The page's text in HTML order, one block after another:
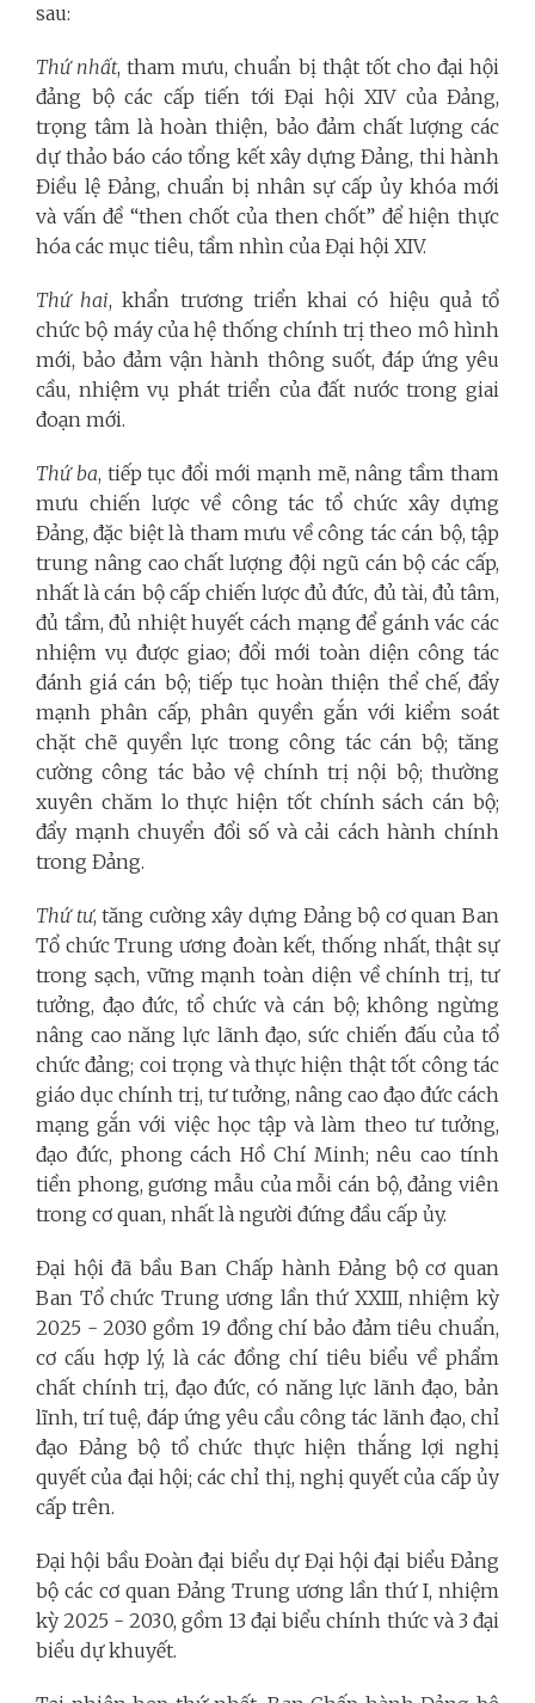
sau:
Thứ nhất, tham mưu, chuẩn bị thật tốt cho đại hội
đảng bộ các cấp tiến tới Đại hội XIV của Đảng,
trọng tâm là hoàn thiện, bảo đảm chất lượng các
dự thảo báo cáo tổng kết xây dựng Đảng, thi hành
Điều lệ Đảng, chuẩn bị nhân sự cấp ủy khóa mới
và vấn đề “then chốt của then chốt” để hiện thực
hóa các mục tiêu, tầm nhìn của Đại hội XIV.
Thứ hai, khẩn trương triển khai có hiệu quả tổ
chức bộ máy của hệ thống chính trị theo mô hình
mới, bảo đảm vận hành thông suốt, đáp ứng yêu
cầu, nhiệm vụ phát triển của đất nước trong giai
đoạn mới.
Thứ ba, tiếp tục đổi mới mạnh mẽ, nâng tầm tham
mưu chiến lược về công tác tổ chức xây dựng
Đảng, đặc biệt là tham mưu về công tác cán bộ, tập
trung nâng cao chất lượng đội ngũ cán bộ các cấp,
nhất là cán bộ cấp chiến lược đủ đức, đủ tài, đủ tâm,
đủ tầm, đủ nhiệt huyết cách mạng để gánh vác các
nhiệm vụ được giao; đổi mới toàn diện công tác
đánh giá cán bộ; tiếp tục hoàn thiện thể chế, đẩy
mạnh phân cấp, phân quyền gắn với kiểm soát
chặt chẽ quyền lực trong công tác cán bộ; tăng
cường công tác bảo vệ chính trị nội bộ; thường
xuyên chăm lo thực hiện tốt chính sách cán bộ;
đẩy mạnh chuyển đổi số và cải cách hành chính
trong Đảng.
Thứ tư, tăng cường xây dựng Đảng bộ cơ quan Ban
Tổ chức Trung ương đoàn kết, thống nhất, thật sự
trong sạch, vững mạnh toàn diện về chính trị, tư
tưởng, đạo đức, tổ chức và cán bộ; không ngừng
nâng cao năng lực lãnh đạo, sức chiến đấu của tổ
chức đảng; coi trọng và thực hiện thật tốt công tác
giáo dục chính trị, tư tưởng, nâng cao đạo đức cách
mạng gắn với việc học tập và làm theo tư tưởng,
đạo đức, phong cách Hồ Chí Minh; nêu cao tính
tiền phong, gương mẫu của mỗi cán bộ, đảng viên
trong cơ quan, nhất là người đứng đầu cấp ủy.
Đại hội đã bầu Ban Chấp hành Đảng bộ cơ quan
Ban Tổ chức Trung ương lần thứ XXIII, nhiệm kỳ
2025 - 2030 gồm 19 đồng chí bảo đảm tiêu chuẩn,
cơ cấu hợp lý, là các đồng chí tiêu biểu về phẩm
chất chính trị, đạo đức, có năng lực lãnh đạo, bản
lĩnh, trí tuệ, đáp ứng yêu cầu công tác lãnh đạo, chỉ
đạo Đảng bộ tổ chức thực hiện thắng lợi nghị
quyết của đại hội; các chỉ thị, nghị quyết của cấp ủy
cấp trên.
Đại hội bầu Đoàn đại biểu dự Đại hội đại biểu Đảng
bộ các cơ quan Đảng Trung ương lần thứ I, nhiệm
kỳ 2025 - 2030, gồm 13 đại biểu chính thức và 3 đại
biểu dự khuyết.